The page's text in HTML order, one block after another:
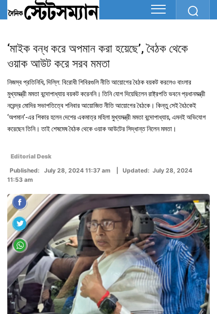
‘মাইক বন্ধ করে অপমান করা হয়েছে’, বৈঠক থেকে
ওয়াক আউট করে সরব মমতা
নিজস্ব প্রতিনিধি, দিল্লি: বিরোধী শিবিরগুলি নীতি আয়োগের বৈঠক বয়কট করলেও বাংলার
মুখ্যমন্ত্রী মমতা বন্দোপাধ্যায় বয়কট করেননি। তিনি যোগ দিয়েছিলেন রাষ্ট্রপতি ভবনে প্রধানমন্ত্রী
নরেন্দ্র মোদির সভাপতিত্বে শনিবার আয়োজিত নীতি আয়োগের বৈঠকে। কিন্তু সেই বৈঠকেই
‘অপমান’-এর শিকার হলেন দেশের একমাত্র মহিলা মুখ্যমন্ত্রী মমতা বন্দোপাধ্যায়, এমনই অভিযোগ
করেছেন তিনি। তাই শেষমেষ বৈঠক থেকে ওয়াক আউটের সিদ্ধান্ত নিলেন মমতা।
Editorial Desk
Published: July 28, 2024 11:37 am | Updated: July 28, 2024
11:53 am